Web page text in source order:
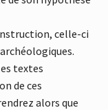
celle-ci
textes
de ces
alors que